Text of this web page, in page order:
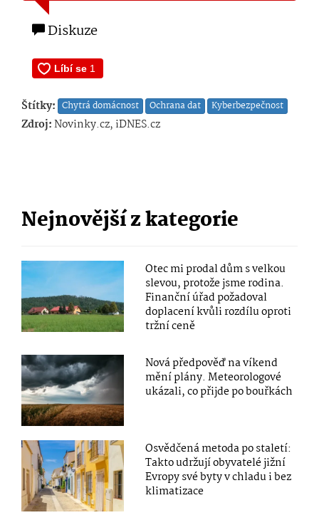
Diskuze
Štítky: Chytrá domácnost Ochrana dat Kyberbezpečnost
Zdroj:Novinky.cz, iDNES.cz
Nejnovější z kategorie
Otec mi prodal dům s velkou
slevou, protože jsme rodina.
Finanční úřad požadoval
doplacení kvůli rozdílu oproti
tržní ceně
Nová předpověď na víkend
mění plány. Meteorologové
ukázali, co přijde po bouřkách
Osvědčená metoda po staletí:
Takto udržují obyvatelé jižní
Evropy své byty v chladu i bez
klimatizace